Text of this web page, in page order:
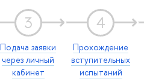
3
Подача заявки
через личный
кабинет
4
Прохождение
вступительных
испытаний